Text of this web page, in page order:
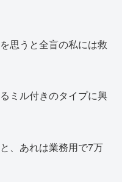
思うと全盲の私には救
ミル付きのタイプに興
、あれは業務用で7万